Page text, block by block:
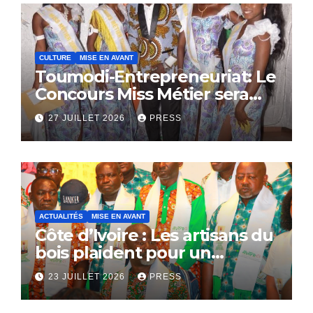
CULTURE MISE EN AVANT
Toumodi-Entrepreneuriat: Le
Concours Miss Métier sera
bientôt lance.
27 JUILLET 2026 PRESS
ACTUALITÉS MISE EN AVANT
Côte d’Ivoire : Les artisans du
bois plaident pour un
dialogue national
23 JUILLET 2026 PRESS